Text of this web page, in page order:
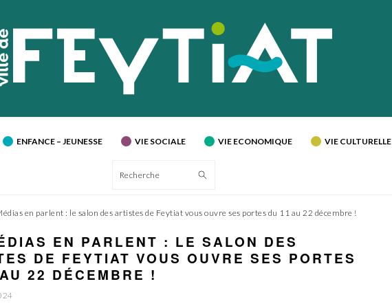
ENFANCE – JEUNESSE VIE SOCIALE VIE ECONOMIQUE VIE CULTURELLE
Recherche
en parlent : le salon des artistes de Feytiat vous ouvre ses portes du 11 au 22 décembre !
EN PARLENT : LE SALON DES
DE FEYTIAT VOUS OUVRE SES PORTES
22 DÉCEMBRE !